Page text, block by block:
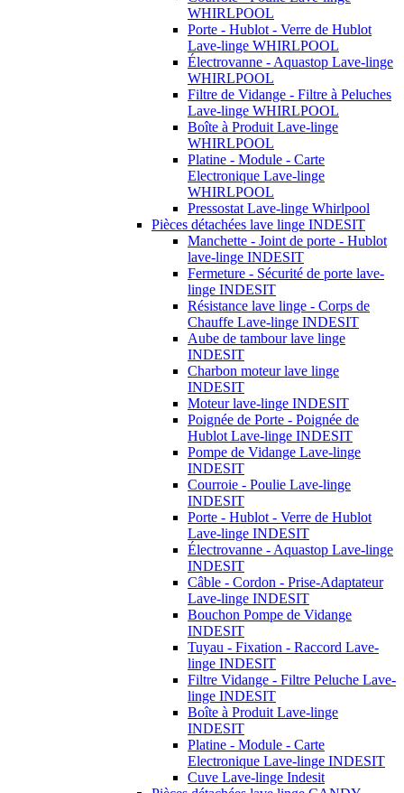
WHIRLPOOL
Porte - Hublot - Verre de Hublot
Lave-linge WHIRLPOOL
Électrovanne - Aquastop Lave-linge
WHIRLPOOL
Filtre de Vidange - Filtre à Peluches
Lave-linge WHIRLPOOL
Boîte à Produit Lave-linge
WHIRLPOOL
Platine - Module - Carte
Electronique Lave-linge
WHIRLPOOL
Pressostat Lave-linge Whirlpool
Pièces détachées lave linge INDESIT
Manchette - Joint de porte - Hublot
lave-linge INDESIT
Fermeture - Sécurité de porte lave-
linge INDESIT
Résistance lave linge - Corps de
Chauffe Lave-linge INDESIT
Aube de tambour lave linge
INDESIT
Charbon moteur lave linge
INDESIT
Moteur lave-linge INDESIT
Poignée de Porte - Poignée de
Hublot Lave-linge INDESIT
Pompe de Vidange Lave-linge
INDESIT
Courroie - Poulie Lave-linge
INDESIT
Porte - Hublot - Verre de Hublot
Lave-linge INDESIT
Électrovanne - Aquastop Lave-linge
INDESIT
Câble - Cordon - Prise-Adaptateur
Lave-linge INDESIT
Bouchon Pompe de Vidange
INDESIT
Tuyau - Fixation - Raccord Lave-
linge INDESIT
Filtre Vidange - Filtre Peluche Lave-
linge INDESIT
Boîte à Produit Lave-linge
INDESIT
Platine - Module - Carte
Electronique Lave-linge INDESIT
Cuve Lave-linge Indesit